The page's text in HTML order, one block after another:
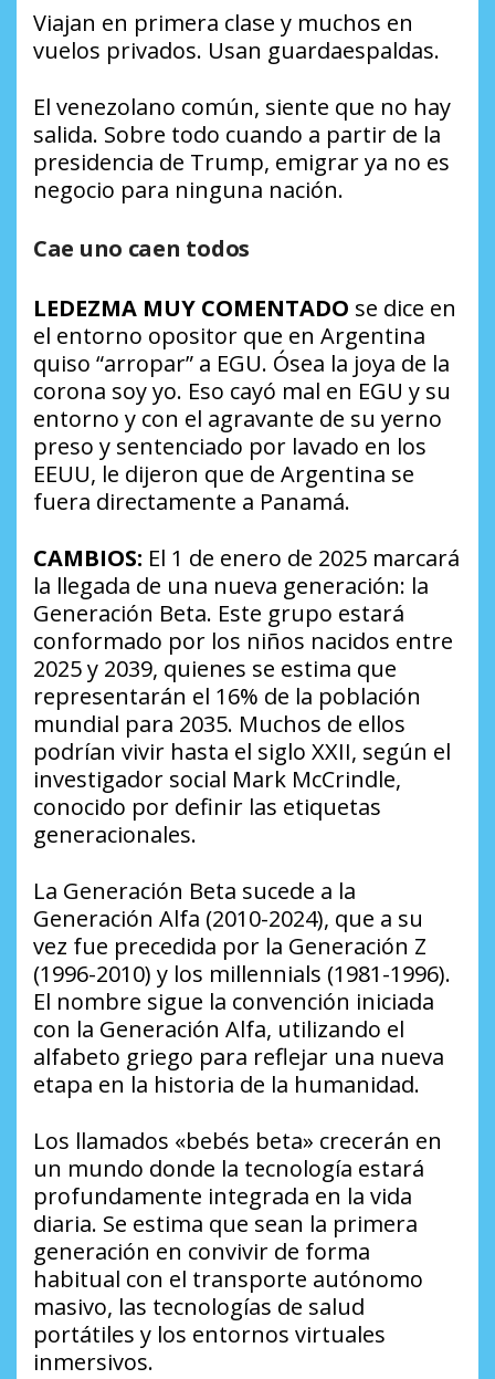
Viajan en primera clase y muchos en
vuelos privados. Usan guardaespaldas.
El venezolano común, siente que no hay
salida. Sobre todo cuando a partir de la
presidencia de Trump, emigrar ya no es
negocio para ninguna nación.
Cae uno caen todos
LEDEZMA MUY COMENTADO se dice en
el entorno opositor que en Argentina
quiso “arropar” a EGU. Ósea la joya de la
corona soy yo. Eso cayó mal en EGU y su
entorno y con el agravante de su yerno
preso y sentenciado por lavado en los
EEUU, le dijeron que de Argentina se
fuera directamente a Panamá.
CAMBIOS: El 1 de enero de 2025 marcará
la llegada de una nueva generación: la
Generación Beta. Este grupo estará
conformado por los niños nacidos entre
2025 y 2039, quienes se estima que
representarán el 16% de la población
mundial para 2035. Muchos de ellos
podrían vivir hasta el siglo XXII, según el
investigador social Mark McCrindle,
conocido por definir las etiquetas
generacionales.
La Generación Beta sucede a la
Generación Alfa (2010-2024), que a su
vez fue precedida por la Generación Z
(1996-2010) y los millennials (1981-1996).
El nombre sigue la convención iniciada
con la Generación Alfa, utilizando el
alfabeto griego para reflejar una nueva
etapa en la historia de la humanidad.
Los llamados «bebés beta» crecerán en
un mundo donde la tecnología estará
profundamente integrada en la vida
diaria. Se estima que sean la primera
generación en convivir de forma
habitual con el transporte autónomo
masivo, las tecnologías de salud
portátiles y los entornos virtuales
inmersivos.